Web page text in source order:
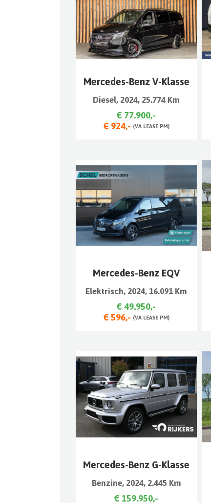
Mercedes-Benz V-Klasse
Diesel, 2024, 25.774 Km
€ 77.900,-
€ 924,- (VA LEASE PM)
Mercedes-Benz EQV
Elektrisch, 2024, 16.091 Km
€ 49.950,-
€ 596,- (VA LEASE PM)
Mercedes-Benz G-Klasse
Benzine, 2024, 2.445 Km
€ 159.950,-